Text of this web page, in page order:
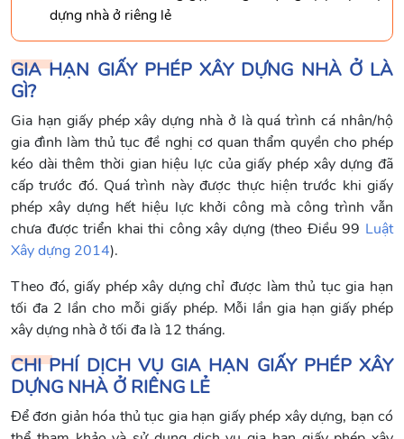
dựng nhà ở riêng lẻ
GIA HẠN GIẤY PHÉP XÂY DỰNG NHÀ Ở LÀ
GÌ?
Gia hạn giấy phép xây dựng nhà ở là quá trình cá nhân/hộ
gia đình làm thủ tục đề nghị cơ quan thẩm quyền cho phép
kéo dài thêm thời gian hiệu lực của giấy phép xây dựng đã
cấp trước đó. Quá trình này được thực hiện trước khi giấy
phép xây dựng hết hiệu lực khởi công mà công trình vẫn
chưa được triển khai thi công xây dựng (theo Điều 99 Luật
Xây dựng 2014).
Theo đó, giấy phép xây dựng chỉ được làm thủ tục gia hạn
tối đa 2 lần cho mỗi giấy phép. Mỗi lần gia hạn giấy phép
xây dựng nhà ở tối đa là 12 tháng.
CHI PHÍ DỊCH VỤ GIA HẠN GIẤY PHÉP XÂY
DỰNG NHÀ Ở RIÊNG LẺ
Để đơn giản hóa thủ tục gia hạn giấy phép xây dựng, bạn có